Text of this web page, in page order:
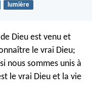
lumière
Dieu est venu et
le vrai Dieu;
nous sommes unis à
le vrai Dieu et la vie